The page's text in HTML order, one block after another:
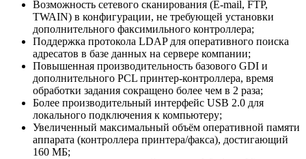
Возможность сетевого сканирования (E-mail, FTP,
TWAIN) в конфигурации, не требующей установки
дополнительного факсимильного контроллера;
Поддержка протокола LDAP для оперативного поиска
адресатов в базе данных на сервере компании;
Повышенная производительность базового GDI и
дополнительного PCL принтер-контроллера, время
обработки задания сокращено более чем в 2 раза;
Более производительный интерфейс USB 2.0 для
локального подключения к компьютеру;
Увеличенный максимальный объём оперативной памяти
аппарата (контроллера принтера/факса), достигающий
160 МБ;